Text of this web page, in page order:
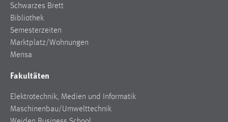
Schwarzes Brett
Bibliothek
Semesterzeiten
Marktplatz/Wohnungen
Mensa
Fakultäten
Elektrotechnik, Medien und Informatik
Maschinenbau/Umwelttechnik